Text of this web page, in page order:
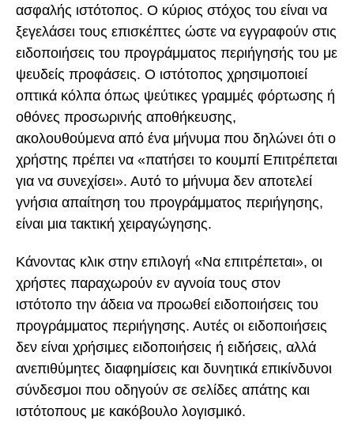
ασφαλής ιστότοπος. Ο κύριος στόχος του είναι να
ξεγελάσει τους επισκέπτες ώστε να εγγραφούν στις
ειδοποιήσεις του προγράμματος περιήγησής του με
ψευδείς προφάσεις. Ο ιστότοπος χρησιμοποιεί
οπτικά κόλπα όπως ψεύτικες γραμμές φόρτωσης ή
οθόνες προσωρινής αποθήκευσης,
ακολουθούμενα από ένα μήνυμα που δηλώνει ότι ο
χρήστης πρέπει να «πατήσει το κουμπί Επιτρέπεται
για να συνεχίσει». Αυτό το μήνυμα δεν αποτελεί
γνήσια απαίτηση του προγράμματος περιήγησης,
είναι μια τακτική χειραγώγησης.
Κάνοντας κλικ στην επιλογή «Να επιτρέπεται», οι
χρήστες παραχωρούν εν αγνοία τους στον
ιστότοπο την άδεια να προωθεί ειδοποιήσεις του
προγράμματος περιήγησης. Αυτές οι ειδοποιήσεις
δεν είναι χρήσιμες ειδοποιήσεις ή ειδήσεις, αλλά
ανεπιθύμητες διαφημίσεις και δυνητικά επικίνδυνοι
σύνδεσμοι που οδηγούν σε σελίδες απάτης και
ιστότοπους με κακόβουλο λογισμικό.